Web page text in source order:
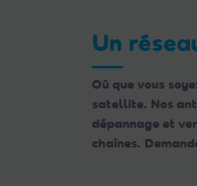
Un
Où que vous
satellite. Nos
dépannage et
chaînes.